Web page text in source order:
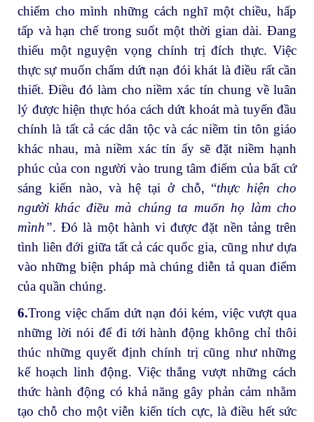
chiếm cho mình những cách nghĩ một chiều, hấp
tấp và hạn chế trong suốt một thời gian dài. Đang
thiếu một nguyện vọng chính trị đích thực. Việc
thực sự muốn chấm dứt nạn đói khát là điều rất cần
thiết. Điều đó làm cho niềm xác tín chung về luân
lý được hiện thực hóa cách dứt khoát mà tuyến đầu
chính là tất cả các dân tộc và các niềm tin tôn giáo
khác nhau, mà niềm xác tín ấy sẽ đặt niềm hạnh
phúc của con người vào trung tâm điểm của bất cứ
sáng kiến nào, và hệ tại ở chỗ, “thực hiện cho
người khác điều mà chúng ta muốn họ làm cho
mình”. Đó là một hành vi được đặt nền tảng trên
tình liên đới giữa tất cả các quốc gia, cũng như dựa
vào những biện pháp mà chúng diễn tả quan điểm
của quần chúng.
6.Trong việc chấm dứt nạn đói kém, việc vượt qua
những lời nói để đi tới hành động không chỉ thôi
thúc những quyết định chính trị cũng như những
kế hoạch linh động. Việc thắng vượt những cách
thức hành động có khả năng gây phản cảm nhằm
tạo chỗ cho một viễn kiến tích cực, là điều hết sức